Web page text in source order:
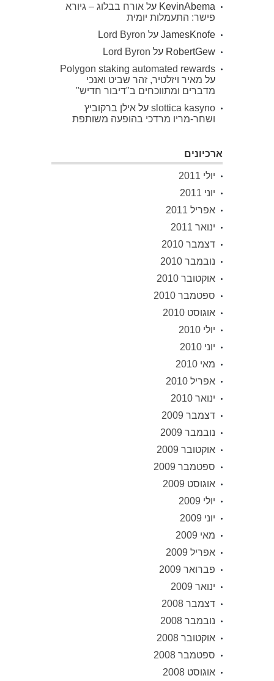
KevinAbema על אורח בבלוג – גיורא
פישר: התעמלות יומית
JamesKnofe על Lord Byron
RobertGew על Lord Byron
Polygon staking automated rewards
על מאיר ויזלטיר, זהר שביט ואנכי
מדברים ומתווכחים ב"דיבור חדיש"
slottica kasyno על אילן ברקוביץ
ושחר-מריו מרדכי בהופעה משותפת
ארכיונים
יולי 2011
יוני 2011
אפריל 2011
ינואר 2011
דצמבר 2010
נובמבר 2010
אוקטובר 2010
ספטמבר 2010
אוגוסט 2010
יולי 2010
יוני 2010
מאי 2010
אפריל 2010
ינואר 2010
דצמבר 2009
נובמבר 2009
אוקטובר 2009
ספטמבר 2009
אוגוסט 2009
יולי 2009
יוני 2009
מאי 2009
אפריל 2009
פברואר 2009
ינואר 2009
דצמבר 2008
נובמבר 2008
אוקטובר 2008
ספטמבר 2008
אוגוסט 2008